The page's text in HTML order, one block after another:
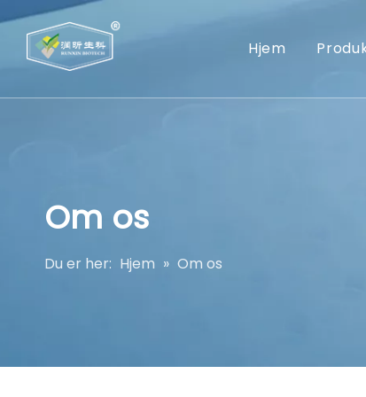
Hjem
Om os
Du er her: Hjem » Om os